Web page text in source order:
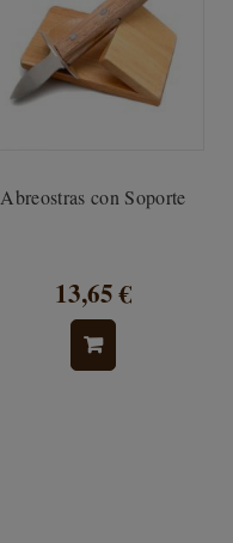
Abreostras con Soporte
13,65 €